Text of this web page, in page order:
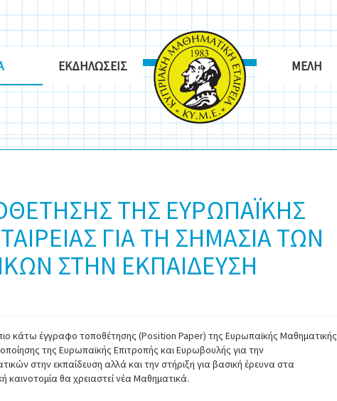
ΕΚΔΗΛΏΣΕΙΣ ΜΈΛΗ
ΤΗΣ ΕΥΡΩΠΑΪΚΗΣ
ΓΙΑ ΤΗ ΣΗΜΑΣΙΑ ΤΩΝ
ΣΤΗΝ ΕΚΠΑΙΔΕΥΣΗ
κάτω έγγραφο τοποθέτησης (Position Paper) της Ευρωπαϊκής Μαθηματικής
της Ευρωπαϊκής Επιτροπής και Ευρωβουλής για την
στην εκπαίδευση αλλά και την στήριξη για βασική έρευνα στα
καινοτομία θα χρειαστεί νέα Μαθηματικά.